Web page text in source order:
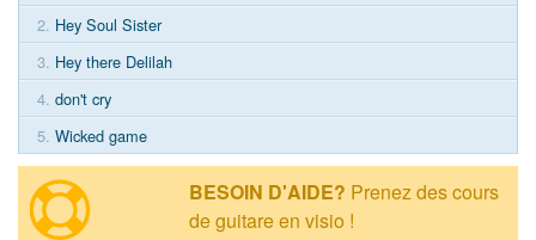
2. Hey Soul Sister
3. Hey there Delilah
4. don't cry
5. Wicked game
BESOIN D'AIDE? Prenez des cours
de guitare en visio !